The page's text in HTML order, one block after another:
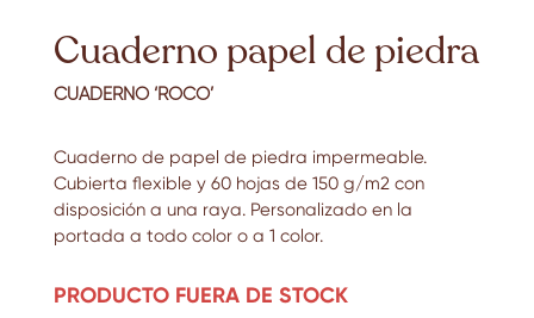
Cuaderno papel de piedra
CUADERNO ‘ROCO’
Cuaderno de papel de piedra impermeable.
Cubierta flexible y 60 hojas de 150 g/m2 con
disposición a una raya. Personalizado en la
portada a todo color o a 1 color.
PRODUCTO FUERA DE STOCK